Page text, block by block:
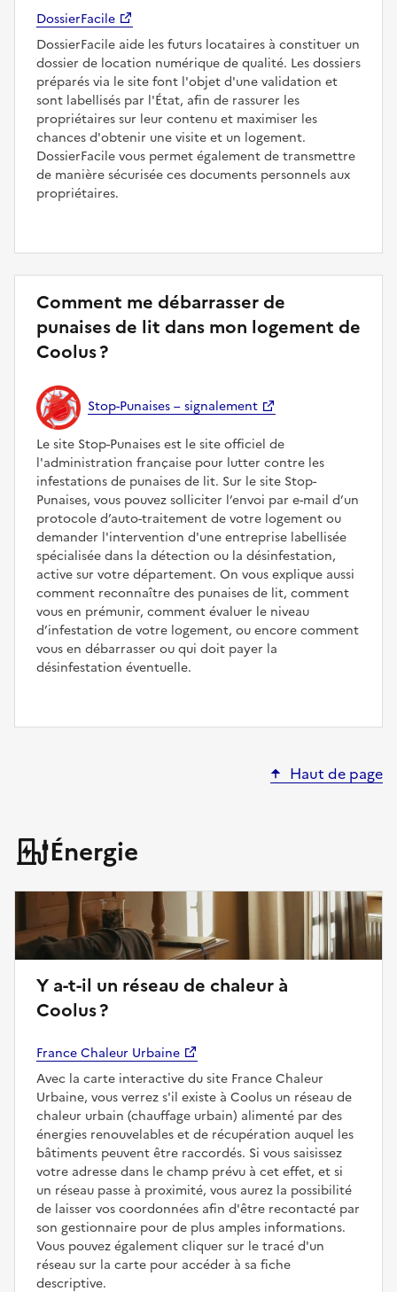
DossierFacile
DossierFacile aide les futurs locataires à constituer un
dossier de location numérique de qualité. Les dossiers
préparés via le site font l'objet d'une validation et
sont labellisés par l'État, afin de rassurer les
propriétaires sur leur contenu et maximiser les
chances d'obtenir une visite et un logement.
DossierFacile vous permet également de transmettre
de manière sécurisée ces documents personnels aux
propriétaires.
Comment me débarrasser de
punaises de lit dans mon logement de
Coolus ?
Stop-Punaises – signalement
Le site Stop-Punaises est le site officiel de
l'administration française pour lutter contre les
infestations de punaises de lit. Sur le site Stop-
Punaises, vous pouvez solliciter l’envoi par e-mail d’un
protocole d’auto-traitement de votre logement ou
demander l'intervention d'une entreprise labellisée
spécialisée dans la détection ou la désinfestation,
active sur votre département. On vous explique aussi
comment reconnaître des punaises de lit, comment
vous en prémunir, comment évaluer le niveau
d’infestation de votre logement, ou encore comment
vous en débarrasser ou qui doit payer la
désinfestation éventuelle.
Haut de page
Énergie
Y a-t-il un réseau de chaleur à
Coolus ?
France Chaleur Urbaine
Avec la carte interactive du site France Chaleur
Urbaine, vous verrez s'il existe à Coolus un réseau de
chaleur urbain (chauffage urbain) alimenté par des
énergies renouvelables et de récupération auquel les
bâtiments peuvent être raccordés. Si vous saisissez
votre adresse dans le champ prévu à cet effet, et si
un réseau passe à proximité, vous aurez la possibilité
de laisser vos coordonnées afin d'être recontacté par
son gestionnaire pour de plus amples informations.
Vous pouvez également cliquer sur le tracé d'un
réseau sur la carte pour accéder à sa fiche
descriptive.